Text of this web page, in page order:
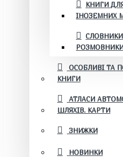
КНИГИ
ІНОЗЕМНИХ
ОСОБЛИВІ ТА
КНИГИ
АТЛАСИ
ШЛЯХІВ. КАРТИ
ЗНИЖКИ
НОВИНКИ